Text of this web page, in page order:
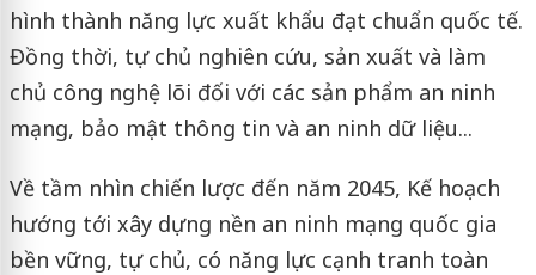
hình thành năng lực xuất khẩu đạt chuẩn quốc tế.
Đồng thời, tự chủ nghiên cứu, sản xuất và làm
chủ công nghệ lõi đối với các sản phẩm an ninh
mạng, bảo mật thông tin và an ninh dữ liệu...
Về tầm nhìn chiến lược đến năm 2045, Kế hoạch
hướng tới xây dựng nền an ninh mạng quốc gia
bền vững, tự chủ, có năng lực cạnh tranh toàn